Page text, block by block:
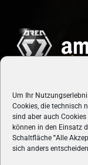
Um Ihr
Cookies, die technisch
sind aber auch
können in den Einsatz
Schaltfläche "Alle
sich anders